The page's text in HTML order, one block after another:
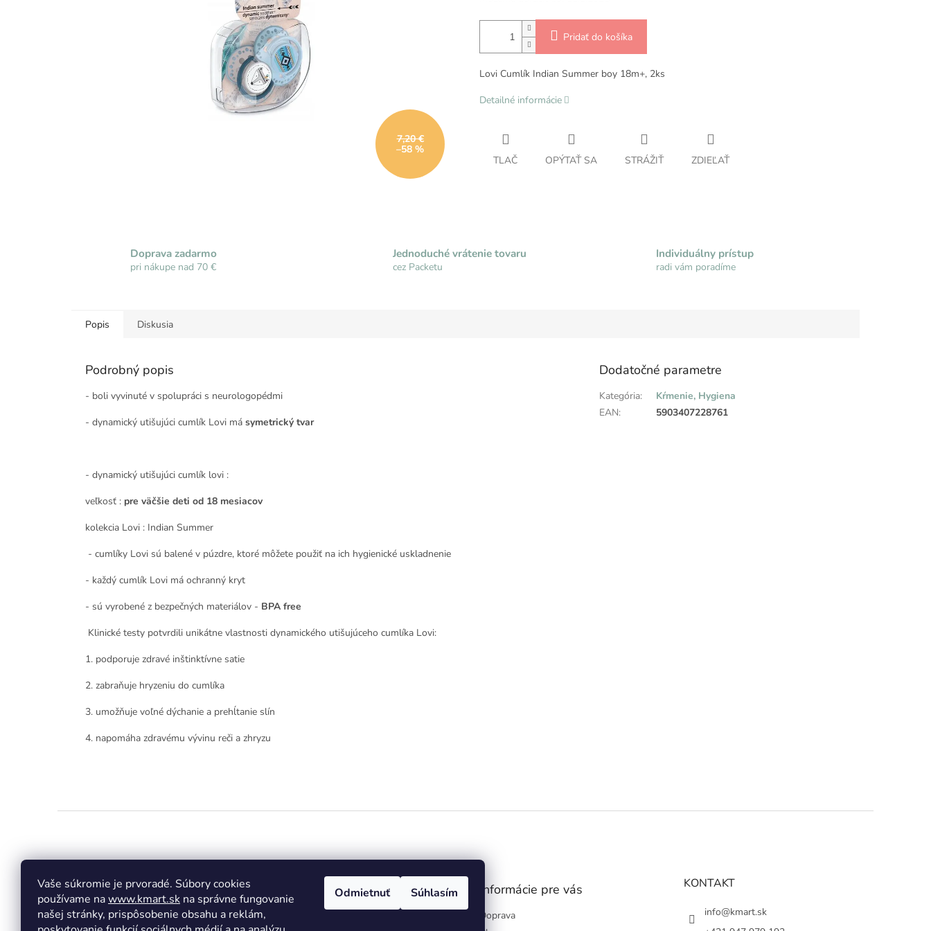
Vaše súkromie je prvoradé. Súbory cookies
používame nawww.kmart.sk na správne fungovanie
našej stránky, prispôsobenie obsahu a reklám,
Odmietnuť Súhlasím
7,20 €
–58 %
Pridať do košíka
Lovi Cumlík Indian Summer boy 18m+, 2ks
Detailné informácie
TLAČ OPÝTAŤ SA STRÁŽIŤ ZDIEĽAŤ
Doprava zadarmo
pri nákupe nad 70 €
Jednoduché vrátenie tovaru
cez Packetu
Individuálny prístup
radi vám poradíme
Popis Diskusia
Podrobný popis
- boli vyvinuté v spolupráci s neurologopédmi
- dynamický utišujúci cumlík Lovi má symetrický tvar
- dynamický utišujúci cumlík lovi :
veľkosť : pre väčšie deti od 18 mesiacov
kolekcia Lovi : Indian Summer
- cumlíky Lovi sú balené v púzdre, ktoré môžete použiť na ich hygienické uskladnenie
- každý cumlík Lovi má ochranný kryt
- sú vyrobené z bezpečných materiálov - BPA free
Klinické testy potvrdili unikátne vlastnosti dynamického utišujúceho cumlíka Lovi:
1. podporuje zdravé inštinktívne satie
2. zabraňuje hryzeniu do cumlíka
3. umožňuje voľné dýchanie a prehĺtanie slín
4. napomáha zdravému vývinu reči a zhryzu
Dodatočné parametre
Kategória:
Kŕmenie, Hygiena
EAN: 5903407228761
Facebook Informácie pre vás
Doprava
KONTAKT
info@kmart.sk